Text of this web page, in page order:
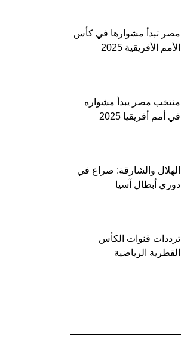
مصر تبدأ مشوارها في كأس
الأمم الأفريقية 2025
منتخب مصر يبدأ مشواره
في أمم أفريقيا 2025
الهلال والشارقة: صراع في
دوري أبطال آسيا
ترددات قنوات الكأس
القطرية الرياضية